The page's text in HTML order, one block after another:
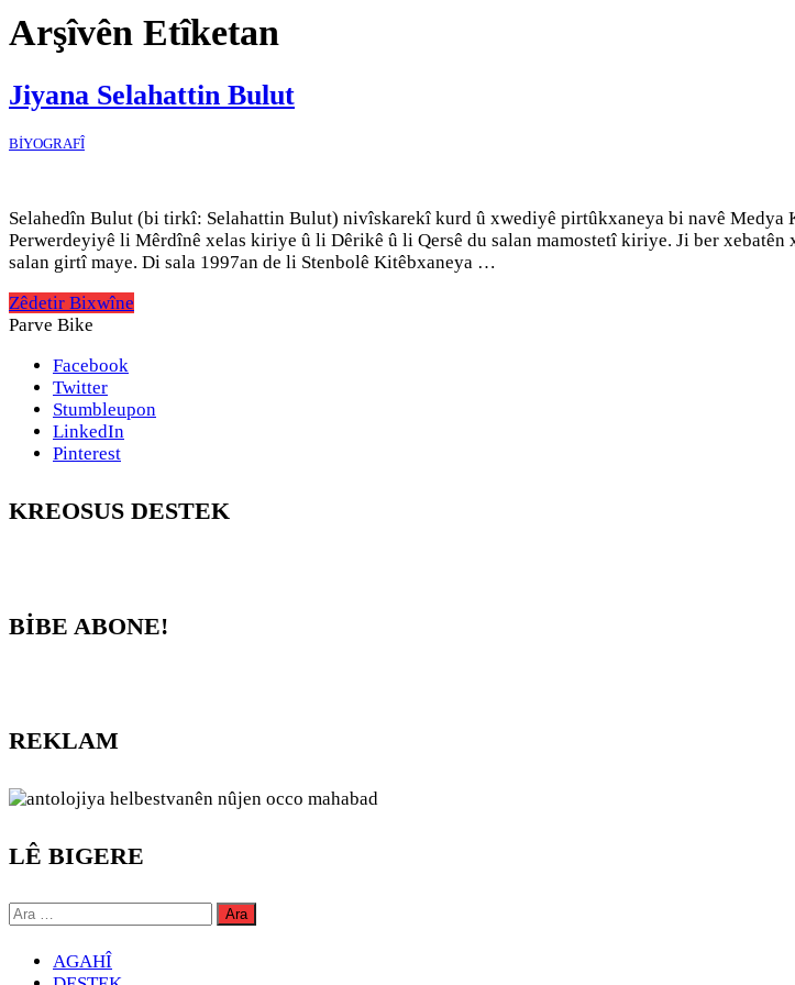
Arşîvên Etîketan
Jiyana Selahattin Bulut
BİYOGRAFÎ
Selahedîn Bulut (bi tirkî: Selahattin Bulut) nivîskarekî kurd û xwediyê pirtûkxaneya bi navê
Perwerdeyiyê li Mêrdînê xelas kiriye û li Dêrikê û li Qersê du salan mamostetî kiriye. Ji ber
salan girtî maye. Di sala 1997an de li Stenbolê Kitêbxaneya …
Zêdetir Bixwîne
Parve Bike
Facebook
Twitter
Stumbleupon
LinkedIn
Pinterest
KREOSUS DESTEK
BİBE ABONE!
REKLAM
LÊ BIGERE
Arama:
AGAHÎ